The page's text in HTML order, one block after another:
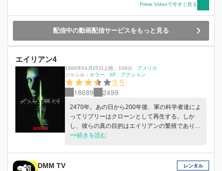
Prime Videoで今すぐ見る
配信中の動画配信サービスをもっと見る
エイリアン4
1998年04月25日上映 109分
アメリカ
ジャンル： ホラー SF アクション
3.5
18689 2499
2470年。あの日から200年後、軍の科学者達によ
ってリプリーはクローンとして再生する。しか
し、彼らの真の目的はエイリアンの繁殖であり、
その軍事利用だった。実験は成功し、エイリアン
>>続きを読む
DMM TV レンタル